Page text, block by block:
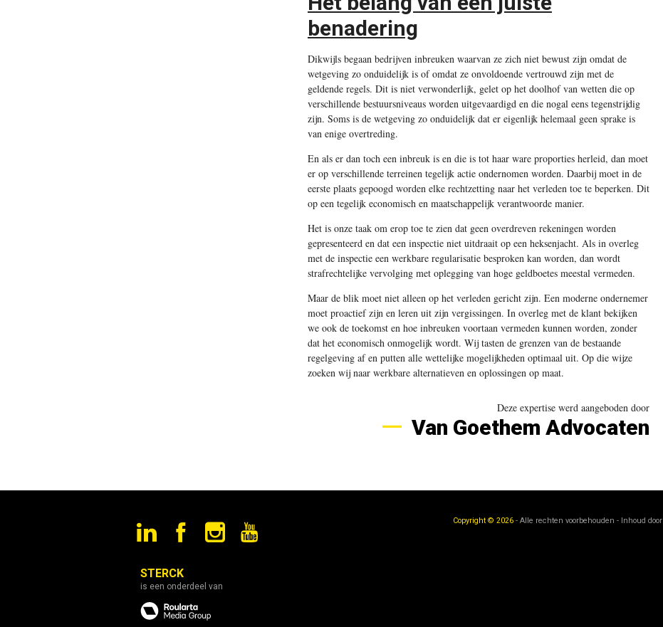
benadering
Dikwijls begaan bedrijven inbreuken waarvan ze zich niet bewust zijn omdat de
wetgeving zo onduidelijk is of omdat ze onvoldoende vertrouwd zijn met de
geldende regels. Dit is niet verwonderlijk, gelet op het doolhof van wetten die op
verschillende bestuursniveaus worden uitgevaardigd en die nogal eens tegenstrijdig
zijn. Soms is de wetgeving zo onduidelijk dat er eigenlijk helemaal geen sprake is
van enige overtreding.
En als er dan toch een inbreuk is en die is tot haar ware proporties herleid, dan moet
er op verschillende terreinen tegelijk actie ondernomen worden. Daarbij moet in de
eerste plaats gepoogd worden elke rechtzetting naar het verleden toe te beperken. Dit
op een tegelijk economisch en maatschappelijk verantwoorde manier.
Het is onze taak om erop toe te zien dat geen overdreven rekeningen worden
gepresenteerd en dat een inspectie niet uitdraait op een heksenjacht. Als in overleg
met de inspectie een werkbare regularisatie besproken kan worden, dan wordt
strafrechtelijke vervolging met oplegging van hoge geldboetes meestal vermeden.
Maar de blik moet niet alleen op het verleden gericht zijn. Een moderne ondernemer
moet proactief zijn en leren uit zijn vergissingen. In overleg met de klant bekijken
we ook de toekomst en hoe inbreuken voortaan vermeden kunnen worden, zonder
dat het economisch onmogelijk wordt. Wij tasten de grenzen van de bestaande
regelgeving af en putten alle wettelijke mogelijkheden optimaal uit. Op die wijze
zoeken wij naar werkbare alternatieven en oplossingen op maat.
Deze expertise werd aangeboden door
Van Goethem Advocaten
Copyright © 2026- Alle rechten voorbehouden - Inhoud door
STERCK
is een onderdeel van